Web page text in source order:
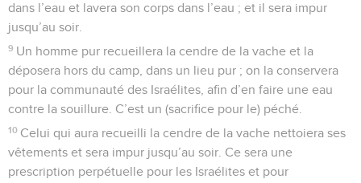
dans l’eau et lavera son corps dans l’eau ; et il sera impur
jusqu’au soir.
9 Un homme pur recueillera la cendre de la vache et la
déposera hors du camp, dans un lieu pur ; on la conservera
pour la communauté des Israélites, afin d’en faire une eau
contre la souillure. C’est un (sacrifice pour le) péché.
10 Celui qui aura recueilli la cendre de la vache nettoiera ses
vêtements et sera impur jusqu’au soir. Ce sera une
prescription perpétuelle pour les Israélites et pour